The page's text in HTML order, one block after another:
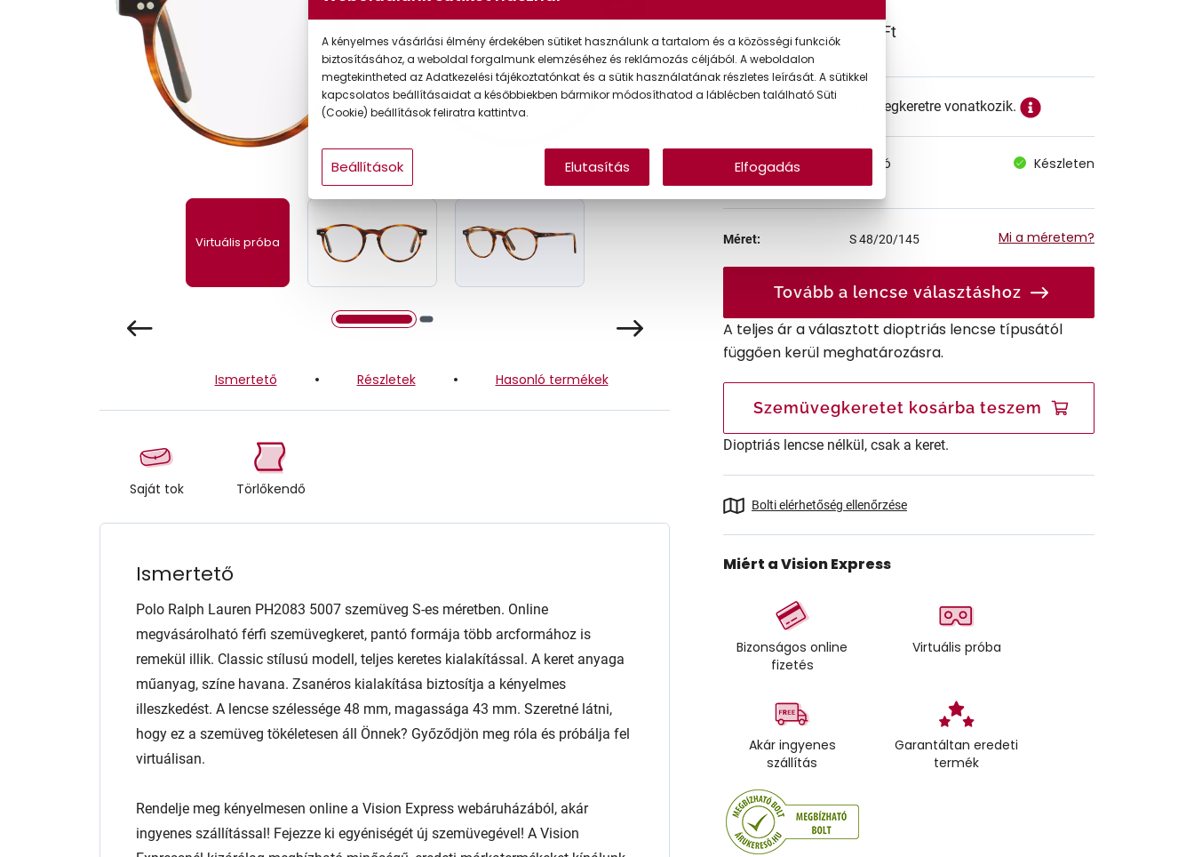
Gyermek
Virtuális próba
Ismertető Részletek Hasonló termékek
Saját tok Törlőkendő
Ismertető
Polo Ralph Lauren PH2083 5007 szemüveg S-es méretben. Online
megvásárolható férfi szemüvegkeret, pantó formája több arcformához is
remekül illik. Classic stílusú modell, teljes keretes kialakítással. A keret anyaga
műanyag, színe havana. Zsanéros kialakítása biztosítja a kényelmes
illeszkedést. A lencse szélessége 48 mm, magassága 43 mm. Szeretné látni,
hogy ez a szemüveg tökéletesen áll Önnek? Győződjön meg róla és próbálja fel
virtuálisan.
Rendelje meg kényelmesen online a Vision Express webáruházából, akár
ingyenes szállítással! Fejezze ki egyéniségét új szemüvegével! A Vision
69.990 Ft
A feltűntetett ár a szemüvegkeretre vonatkozik.
Online megvásárolható
Készleten
Ingyenes szállítás
Méret: S48/20/145 Mi a méretem?
Tovább a lencse választáshoz
A teljes ár a választott dioptriás lencse típusától
függően kerül meghatározásra.
Szemüvegkeretet kosárba teszem
Dioptriás lencse nélkül, csak a keret.
Bolti elérhetőség ellenőrzése
Miért a Vision Express
Bizonságos online
fizetés
Virtuális próba
Akár ingyenes
szállítás
Garantáltan eredeti
termék
A kényelmes vásárlási élmény érdekében sütiket használunk a tartalom és a közösségi funkciók
biztosításához, a weboldal forgalmunk elemzéséhez és reklámozás céljából. A weboldalon
megtekintheted az Adatkezelési tájékoztatónkat és a sütik használatának részletes leírását. A sütikkel
kapcsolatos beállításaidat a későbbiekben bármikor módosíthatod a láblécben található Süti
(Cookie) beállítások feliratra kattintva.
Beállítások Elutasítás Elfogadás